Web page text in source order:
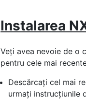
Instalarea
Veți avea nevoie de o
pentru cele mai
Descărcați cel mai
urmați instrucțiunile